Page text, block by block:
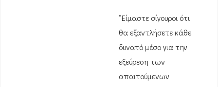
“Είμαστε σίγουροι ότι
θα εξαντλήσετε κάθε
δυνατό μέσο για την
εξεύρεση των
απαιτούμενων